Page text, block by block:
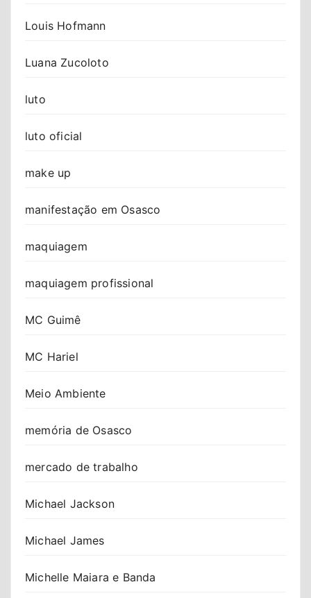
Louis Hofmann
Luana Zucoloto
luto
luto oficial
make up
manifestação em Osasco
maquiagem
maquiagem profissional
MC Guimê
MC Hariel
Meio Ambiente
memória de Osasco
mercado de trabalho
Michael Jackson
Michael James
Michelle Maiara e Banda